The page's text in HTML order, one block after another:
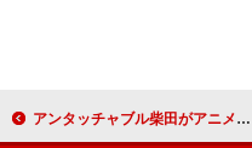
アンタッチャブル柴田がアニメの制作に応募？！ 「菓子折り持って行きます」と審査員にアピール